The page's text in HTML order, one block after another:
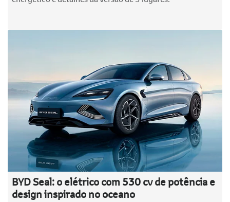
BYD Seal: o elétrico com 530 cv de potência e
design inspirado no oceano